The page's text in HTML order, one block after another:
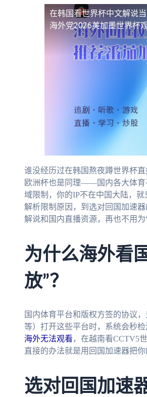
在韩国看世界杯中文解说
海外党2026美加墨世界杯
谁没经历过在韩国熬夜蹲世界杯
欧洲杯也是同理——国内各大体育
域限制，你的IP不在中国大陆，
解析限制原因，到选对回国加速
解说和国内直播资源，再也不用为
为什么海外看
放”？
国内体育平台和版权方签的协议
等）打开这些平台时，系统会秒
海外无法观看 ，在越南看CCTV5
直接的办法就是用回国加速器把你
选对回国加速